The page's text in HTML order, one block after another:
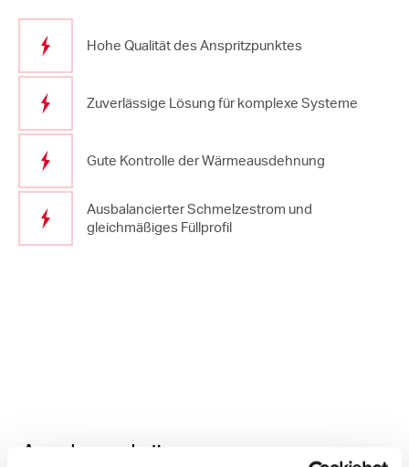
Hohe Qualität des Anspritzpunktes
Zuverlässige Lösung für komplexe Systeme
Gute Kontrolle der Wärmeausdehnung
Ausbalancierter Schmelzestrom und
gleichmäßiges Füllprofil
Andere Lösungen